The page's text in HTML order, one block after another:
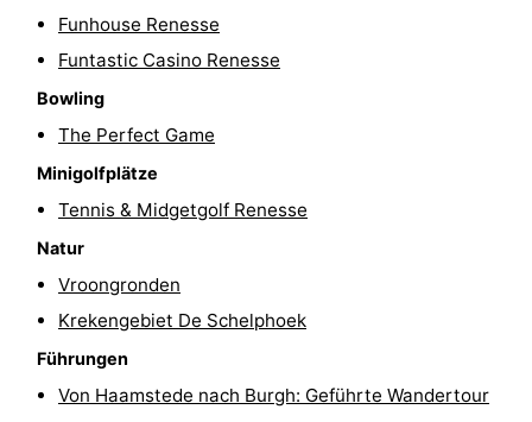
Funhouse Renesse
Funtastic Casino Renesse
Bowling
The Perfect Game
Minigolfplätze
Tennis & Midgetgolf Renesse
Natur
Vroongronden
Krekengebiet De Schelphoek
Führungen
Von Haamstede nach Burgh: Geführte Wandertour